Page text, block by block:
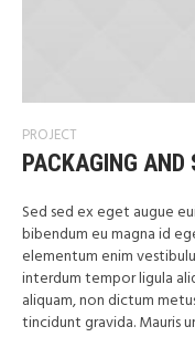
PROJECT
PACKAGING AND
Sed sed ex eget augue
bibendum eu magna id
elementum enim
interdum tempor ligula
aliquam, non dictum
tincidunt gravida. Mauris